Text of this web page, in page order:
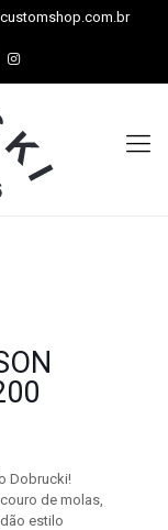
Dobrucki!
de molas,
estilo